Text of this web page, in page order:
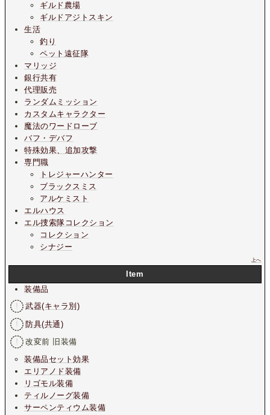
ギルド農場
ギルドアジトスキン
生活
釣り
ペット遠征隊
マリッジ
銀行共有
代理販売
ランダムミッション
カスタムキャラクター
魔法のワードローブ
バフ・デバフ
特殊効果、追加攻撃
専門職
トレジャーハンター
ブラックスミス
アルケミスト
エルハウス
エル捜索隊コレクション
コレクション
シナジー
上へ
Item
装備品
武器(キャラ別)
防具(共通)
改変前 旧装備
装備品セット効果
エリアノド装備
リゴモル装備
ティルノーグ装備
サーペンティウム装備